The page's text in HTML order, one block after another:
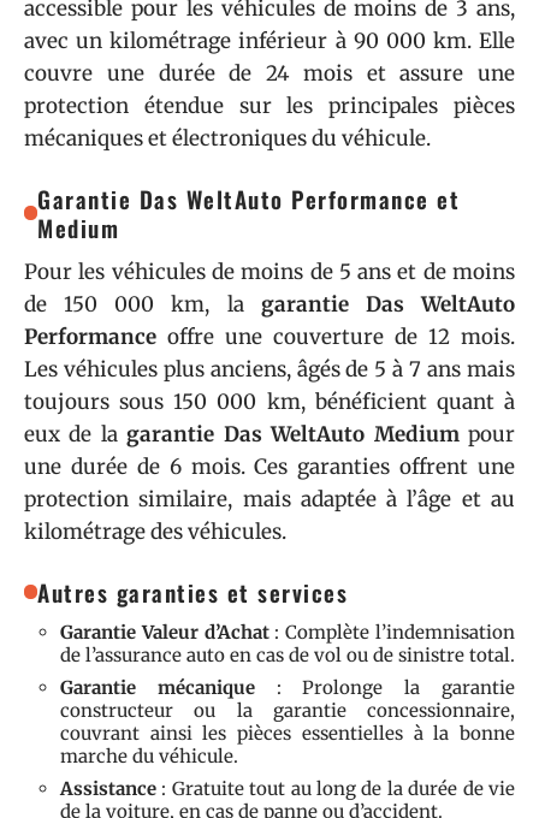
accessible pour les véhicules de moins de 3 ans,
avec un kilométrage inférieur à 90 000 km. Elle
couvre une durée de 24 mois et assure une
protection étendue sur les principales pièces
mécaniques et électroniques du véhicule.
Garantie Das WeltAuto Performance et
Medium
Pour les véhicules de moins de 5 ans et de moins
de 150 000 km, la garantie Das WeltAuto
Performance offre une couverture de 12 mois.
Les véhicules plus anciens, âgés de 5 à 7 ans mais
toujours sous 150 000 km, bénéficient quant à
eux de lagarantie Das WeltAuto Mediumpour
une durée de 6 mois. Ces garanties offrent une
protection similaire, mais adaptée à l’âge et au
kilométrage des véhicules.
Autres garanties et services
Garantie Valeur d’Achat: Complète l’indemnisation
de l’assurance auto en cas de vol ou de sinistre total.
Garantie mécanique: Prolonge la garantie
constructeur ou la garantie concessionnaire,
couvrant ainsi les pièces essentielles à la bonne
marche du véhicule.
Assistance : Gratuite tout au long de la durée de vie
de la voiture, en cas de panne ou d’accident.